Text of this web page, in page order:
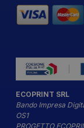
ECOPRINT SRL
Bando Impresa
OS1
PROGETTO